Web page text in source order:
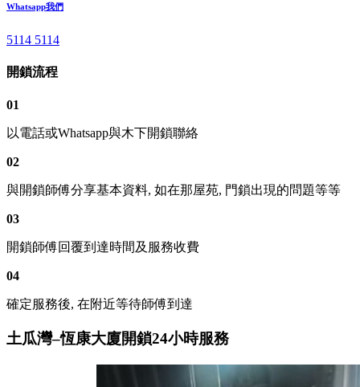
Whatsapp我們
5114 5114
開鎖流程
01
以電話或Whatsapp與木下開鎖聯絡
02
與開鎖師傅分享基本資料, 如在那屋苑, 門鎖出現的問題等等
03
開鎖師傅回覆到達時間及服務收費
04
確定服務後, 在附近等待師傅到達
土瓜灣–恆康大廈開鎖24小時服務